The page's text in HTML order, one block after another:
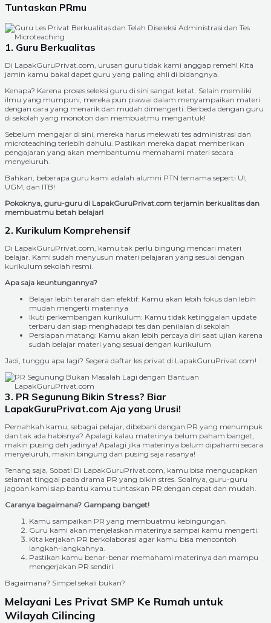
Tuntaskan PRmu
1. Guru Berkualitas
Di LapakGuruPrivat.com, urusan guru tidak kami anggap remeh! Kita
jamin kamu bakal dapet guru yang paling ahli di bidangnya.
Kenapa? Karena proses seleksi guru di sini sangat ketat. Selain memiliki
ilmu yang mumpuni, mereka pun piawai dalam menyampaikan materi
dengan cara yang menarik dan mudah dimengerti. Berbeda dengan guru
di sekolah yang monoton dan membuatmu mengantuk!
Sebelum mengajar di sini, mereka harus melewati tes administrasi dan
microteaching terlebih dahulu. Pastikan mereka dapat memberikan
pengajaran yang akan membantumu memahami materi secara
menyeluruh.
Bahkan, beberapa guru kami adalah alumni PTN ternama seperti UI,
UGM, dan ITB!
Pokoknya, guru-guru di LapakGuruPrivat.com terjamin berkualitas dan
membuatmu betah belajar!
2. Kurikulum Komprehensif
Di LapakGuruPrivat.com, kamu tak perlu bingung mencari materi
belajar. Kami sudah menyusun materi pelajaran yang sesuai dengan
kurikulum sekolah resmi.
Apa saja keuntungannya?
Belajar lebih terarah dan efektif: Kamu akan lebih fokus dan lebih
mudah mengerti materinya
Ikuti perkembangan kurikulum: Kamu tidak ketinggalan update
terbaru dan siap menghadapi tes dan penilaian di sekolah
Persiapan matang: Kamu akan lebih percaya diri saat ujian karena
sudah belajar materi yang sesuai dengan kurikulum
Jadi, tunggu apa lagi? Segera daftar les privat di LapakGuruPrivat.com!
3. PR Segunung Bikin Stress? Biar
LapakGuruPrivat.com Aja yang Urusi!
Pernahkah kamu, sebagai pelajar, dibebani dengan PR yang menumpuk
dan tak ada habisnya? Apalagi kalau materinya belum paham banget,
makin pusing deh jadinya! Apalagi jika materinya belum dipahami secara
menyeluruh, makin bingung dan pusing saja rasanya!
Tenang saja, Sobat! Di LapakGuruPrivat.com, kamu bisa mengucapkan
selamat tinggal pada drama PR yang bikin stres. Soalnya, guru-guru
jagoan kami siap bantu kamu tuntaskan PR dengan cepat dan mudah.
Caranya bagaimana? Gampang banget!
Kamu sampaikan PR yang membuatmu kebingungan.
Guru kami akan menjelaskan materinya sampai kamu mengerti.
Kita kerjakan PR berkolaborasi agar kamu bisa mencontoh
langkah-langkahnya.
Pastikan kamu benar-benar memahami materinya dan mampu
mengerjakan PR sendiri.
Bagaimana? Simpel sekali bukan?
Melayani Les Privat SMP Ke Rumah untuk
Wilayah Cilincing